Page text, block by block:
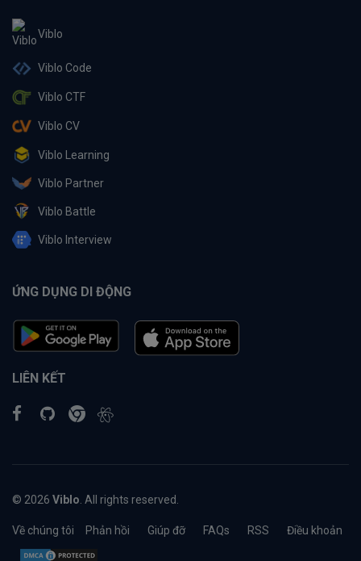
Viblo
Viblo Code
Viblo CTF
Viblo CV
Viblo Learning
Viblo Partner
Viblo Battle
Viblo Interview
ỨNG DỤNG DI ĐỘNG
LIÊN KẾT
© 2026 Viblo . All rights reserved.
Về chúng tôi Phản hồi Giúp đỡ FAQs RSS Điều khoản